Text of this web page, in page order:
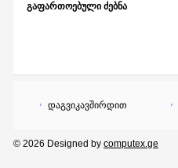
გაფართოებული ძებნა
დაგვიკავშირდით
© 2026 Designed by computex.ge